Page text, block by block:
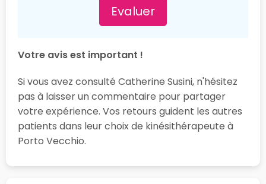
Evaluer
Votre avis est important !
Si vous avez consulté Catherine Susini, n'hésitez
pas à laisser un commentaire pour partager
votre expérience. Vos retours guident les autres
patients dans leur choix de kinésithérapeute à
Porto Vecchio.